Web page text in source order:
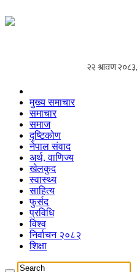
मुख्य समाचार
समाचार
समाज
दृष्टिकोण
नेपाल संवाद
अर्थ, वाणिज्य
खेलकुद
स्वास्थ्य
साहित्य
फुर्सद
प्रविधि
विश्व
निर्वाचन २०८२
शिक्षा